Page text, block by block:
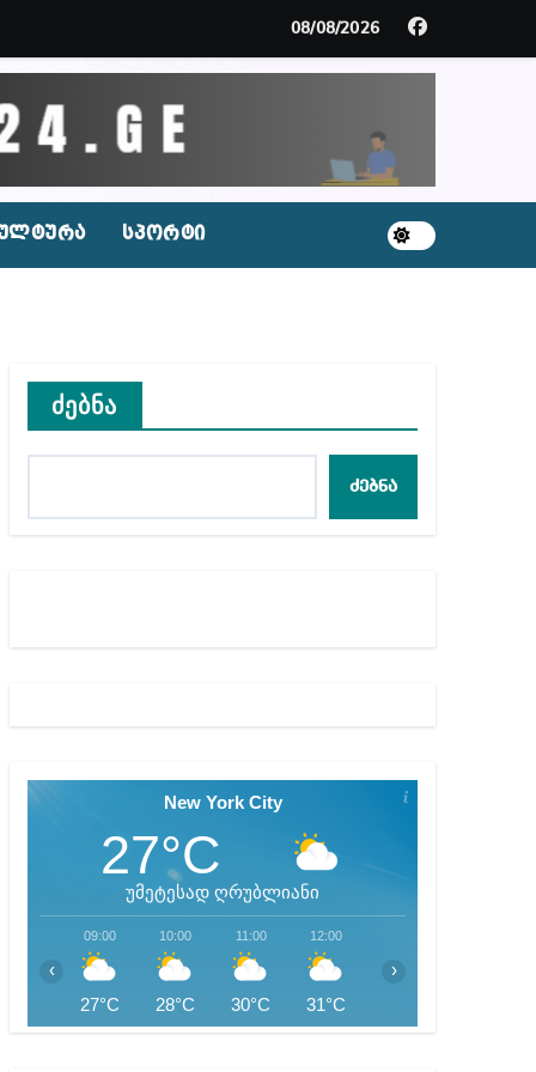
პატიმრობას ითვალისწინებს
შექმნილი რუსი ტურისტებისთვის, ჩვენი
– ეკა კუპატაძე ნანუკა ჟორჟოლიანს
საკანში მოთავსება, საერთაშორისო
ნაცვლად ცხენის ხორცი შეჰქონდათ
08/08/2026
სპორტი
ძებნა
ძებნა
New York City
27°C
უმეტესად ღრუბლიანი
09:00
27°C
10:00
28°C
11:00
30°C
12:00
31°C
‹ ›